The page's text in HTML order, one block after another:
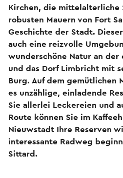
Kirchen, die mittelalterliche
robusten Mauern von Fort
Geschichte der Stadt.
auch eine reizvolle
wunderschöne Natur an der
und das Dorf Limbricht mit
Burg. Auf dem gemütlichen
es unzählige, einladende
Sie allerlei Leckereien und
Route können Sie im
Nieuwstadt Ihre Reserven
interessante Radweg
Sittard.